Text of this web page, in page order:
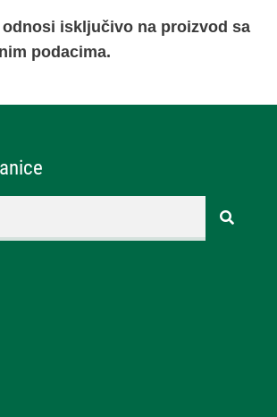
isključivo na proizvod sa
podacima.